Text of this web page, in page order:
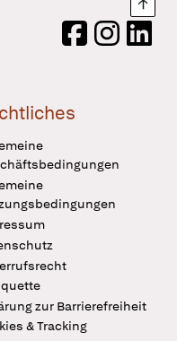
FacebookInstagram
zur Barrierefreiheit
& Tracking